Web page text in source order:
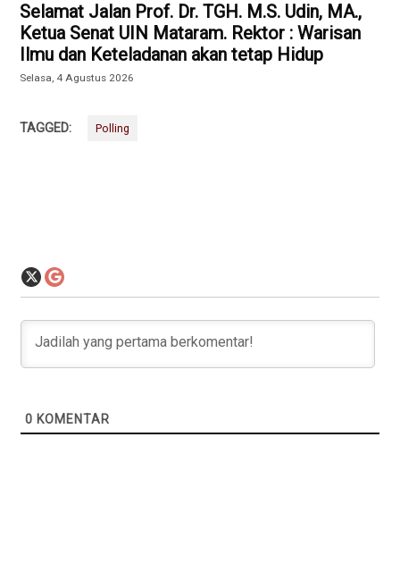
Selamat Jalan Prof. Dr. TGH. M.S. Udin, MA.,
Ketua Senat UIN Mataram. Rektor : Warisan
Ilmu dan Keteladanan akan tetap Hidup
Selasa, 4 Agustus 2026
TAGGED: Polling
0 KOMENTAR